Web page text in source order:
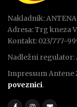
Nakladnik:
Adresa: Trg kneza
Kontakt: 023/777-
Nadležni regulator:
Impressum Antene
poveznici.